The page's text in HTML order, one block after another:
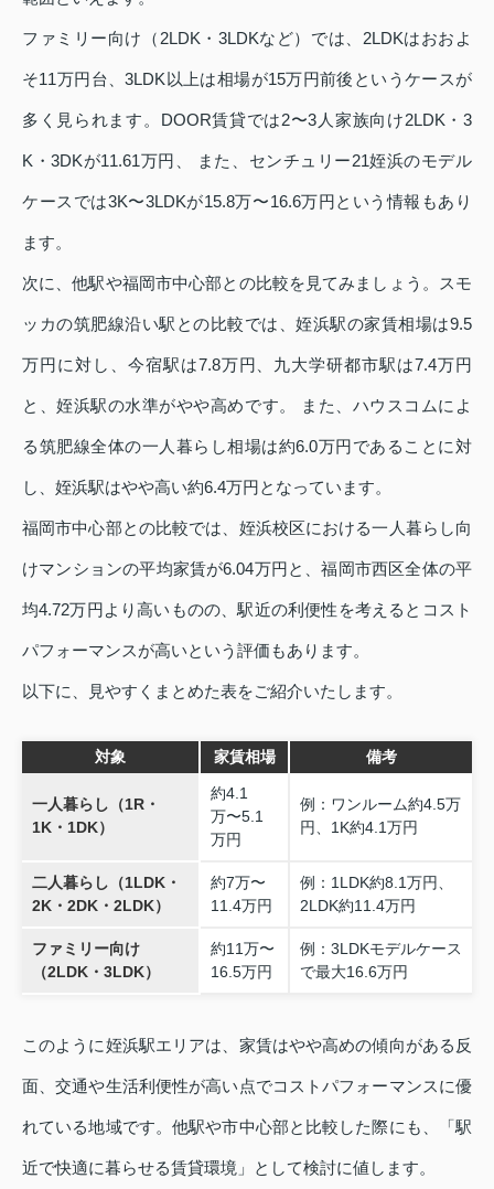
ファミリー向け（2LDK・3LDKなど）では、2LDKはおおよ
そ11万円台、3LDK以上は相場が15万円前後というケースが
多く見られます。DOOR賃貸では2〜3人家族向け2LDK・3
K・3DKが11.61万円、 また、センチュリー21姪浜のモデル
ケースでは3K〜3LDKが15.8万〜16.6万円という情報もあり
ます。
次に、他駅や福岡市中心部との比較を見てみましょう。スモ
ッカの筑肥線沿い駅との比較では、姪浜駅の家賃相場は9.5
万円に対し、今宿駅は7.8万円、九大学研都市駅は7.4万円
と、姪浜駅の水準がやや高めです。 また、ハウスコムによ
る筑肥線全体の一人暮らし相場は約6.0万円であることに対
し、姪浜駅はやや高い約6.4万円となっています。
福岡市中心部との比較では、姪浜校区における一人暮らし向
けマンションの平均家賃が6.04万円と、福岡市西区全体の平
均4.72万円より高いものの、駅近の利便性を考えるとコスト
パフォーマンスが高いという評価もあります。
以下に、見やすくまとめた表をご紹介いたします。
対象 家賃相場 備考
一人暮らし（1R・
1K・1DK）
約4.1
万〜5.1
万円
例：ワンルーム約4.5万
円、1K約4.1万円
二人暮らし（1LDK・
2K・2DK・2LDK）
約7万〜
11.4万円
例：1LDK約8.1万円、
2LDK約11.4万円
ファミリー向け
（2LDK・3LDK）
約11万〜
16.5万円
例：3LDKモデルケース
で最大16.6万円
このように姪浜駅エリアは、家賃はやや高めの傾向がある反
面、交通や生活利便性が高い点でコストパフォーマンスに優
れている地域です。他駅や市中心部と比較した際にも、「駅
近で快適に暮らせる賃貸環境」として検討に値します。